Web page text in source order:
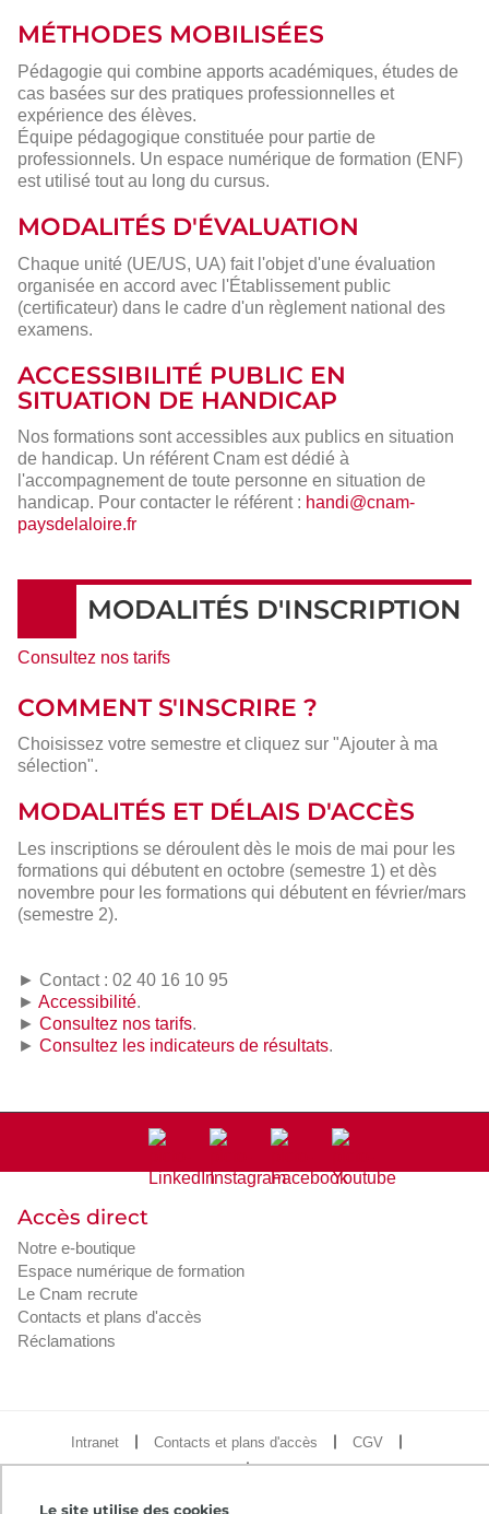
Le site utilise des cookies
MÉTHODES MOBILISÉES
Pédagogie qui combine apports académiques, études de
cas basées sur des pratiques professionnelles et
expérience des élèves.
Équipe pédagogique constituée pour partie de
professionnels. Un espace numérique de formation (ENF)
est utilisé tout au long du cursus.
MODALITÉS D'ÉVALUATION
Chaque unité (UE/US, UA) fait l'objet d'une évaluation
organisée en accord avec l'Établissement public
(certificateur) dans le cadre d'un règlement national des
examens.
ACCESSIBILITÉ PUBLIC EN
SITUATION DE HANDICAP
Nos formations sont accessibles aux publics en situation
de handicap. Un référent Cnam est dédié à
l'accompagnement de toute personne en situation de
handicap. Pour contacter le référent : handi@cnam-
paysdelaloire.fr
MODALITÉS D'INSCRIPTION
Consultez nos tarifs
COMMENT S'INSCRIRE ?
Choisissez votre semestre et cliquez sur "Ajouter à ma
sélection".
MODALITÉS ET DÉLAIS D'ACCÈS
Les inscriptions se déroulent dès le mois de mai pour les
formations qui débutent en octobre (semestre 1) et dès
novembre pour les formations qui débutent en février/mars
(semestre 2).
► Contact : 02 40 16 10 95
► Accessibilité.
► Consultez nos tarifs.
► Consultez les indicateurs de résultats.
Accès direct
Notre e-boutique
Espace numérique de formation
Le Cnam recrute
Contacts et plans d'accès
Réclamations
Intranet Contacts et plans d'accès
CGV
Règlement intérieur
Infos légales